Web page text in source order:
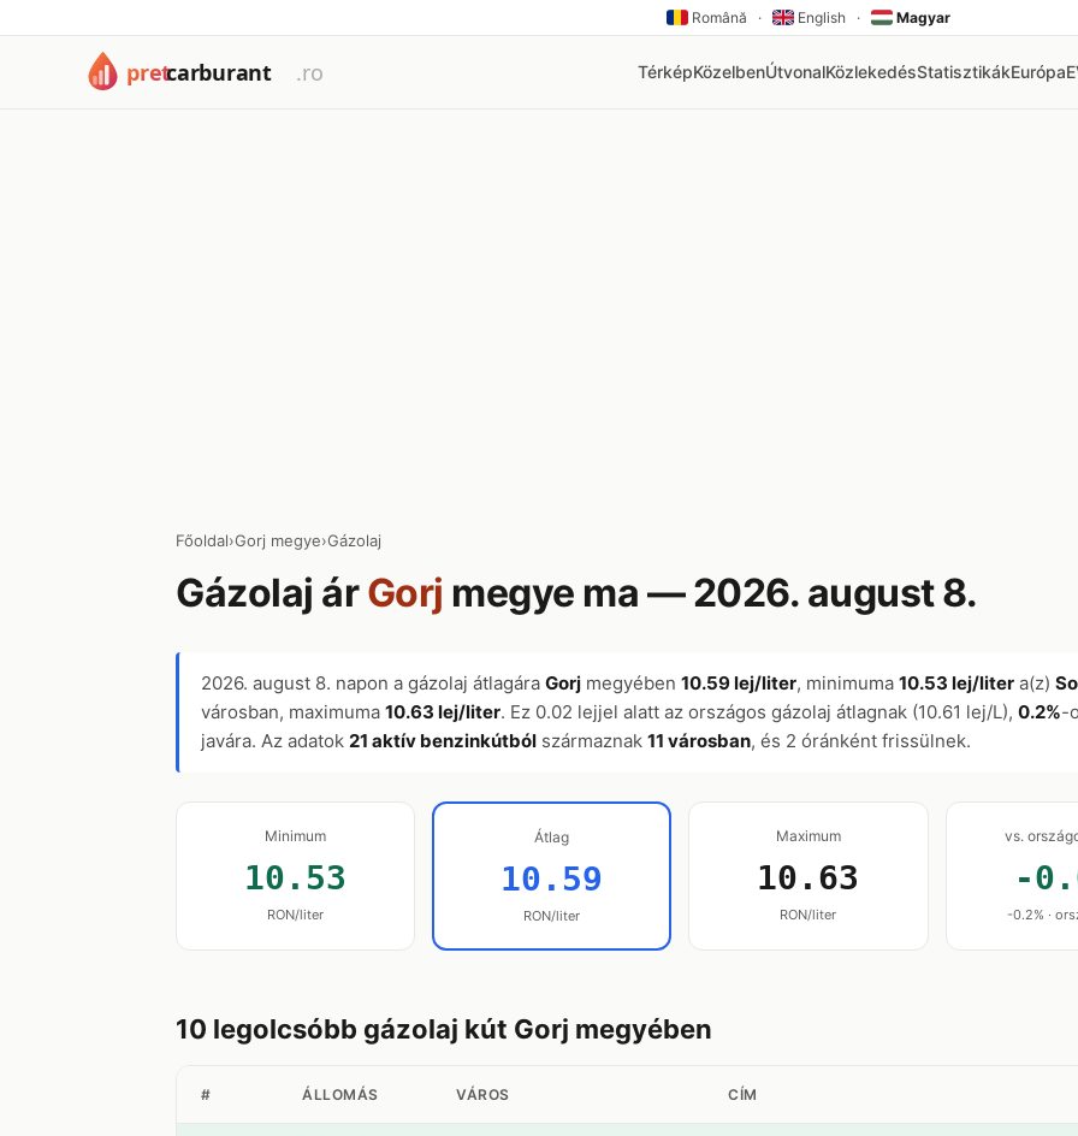
Română · English · Magyar
TérképKözelbenÚtvonalKözlekedésStatisztikákEurópa
Főoldal›Gorj megye›Gázolaj
Gázolaj árGorj megye ma — 2026. august 8.
2026. august 8. napon a gázolaj átlagára Gorj megyében 10.59 lej/liter, minimuma 10.53 lej/liter a(z)
városban, maximuma 10.63 lej/liter. Ez 0.02 lejjel alatt az országos gázolaj átlagnak (10.61 lej/L), 0.2%-
javára. Az adatok 21 aktív benzinkútból származnak 11 városban, és 2 óránként frissülnek.
Minimum
10.53
RON/liter
Átlag
10.59
RON/liter
Maximum
10.63
RON/liter
vs.
-
-0.2% ·
10 legolcsóbb gázolaj kút Gorj megyében
# ÁLLOMÁS VÁROS CÍM